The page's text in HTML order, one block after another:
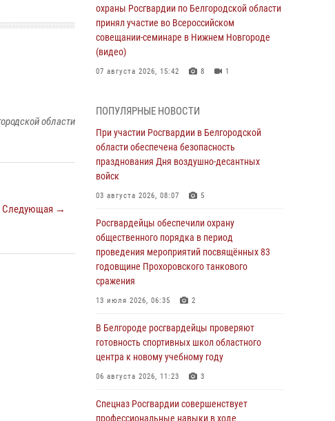
области
Следующая →
охраны Росгвардии по Белгородской области
принял участие во Всероссийском
совещании-семинаре в Нижнем Новгороде
(видео)
07 августа 2026, 15:42 8 1
пресекли условное проникновение в детский
лагерь «Солнышко»
07 августа 2026, 07:39 1
Белгородским радиослушателям рассказали
о роли физической культуры в жизни
07 августа 2026, 06:19
Подвиги героев‑росгвардейцев увековечили
в новой музейной экспозиции белгородского
музея‑диорамы «Курская битва.
Белгородское направление»
В Белгороде росгвардейцы проверяют
готовность спортивных школ областного
центра к новому учебному году
Росгвардия обеспечила общественную
ПОПУЛЯРНЫЕ НОВОСТИ
При участии Росгвардии в Белгородской
области обеспечена безопасность
празднования Дня воздушно-десантных
войск
03 августа 2026, 08:07 5
Росгвардейцы обеспечили охрану
общественного порядка в период
проведения мероприятий посвящённых 83
годовщине Прохоровского танкового
сражения
13 июля 2026, 06:35 2
В Белгороде росгвардейцы проверяют
готовность спортивных школ областного
центра к новому учебному году
06 августа 2026, 11:23 3
Спецназ Росгвардии совершенствует
профессиональные навыки в ходе